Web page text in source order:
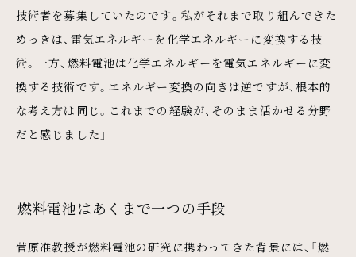
技術者を募集していたのです。私がそれまで取り組んできた
めっきは、電気エネルギーを化学エネルギーに変換する技
術。一方、燃料電池は化学エネルギーを電気エネルギーに変
換する技術です。エネルギー変換の向きは逆ですが、根本的
な考え方は同じ。これまでの経験が、そのまま活かせる分野
だと感じました」
燃料電池はあくまで一つの手段
菅原准教授が燃料電池の研究に携わってきた背景には、「燃